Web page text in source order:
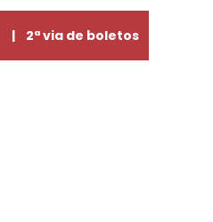
| 2ª via de boletos